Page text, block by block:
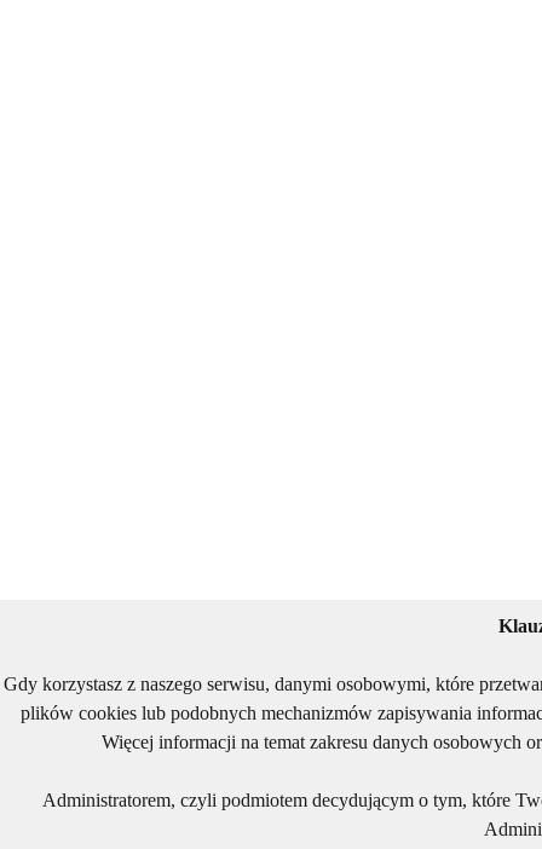
Gdy korzystasz z naszego serwisu, danymi osobowymi, które
plików cookies lub podobnych mechanizmów zapisywania
Więcej informacji na temat zakresu danych osobowych
Administratorem, czyli podmiotem decydującym o tym, które